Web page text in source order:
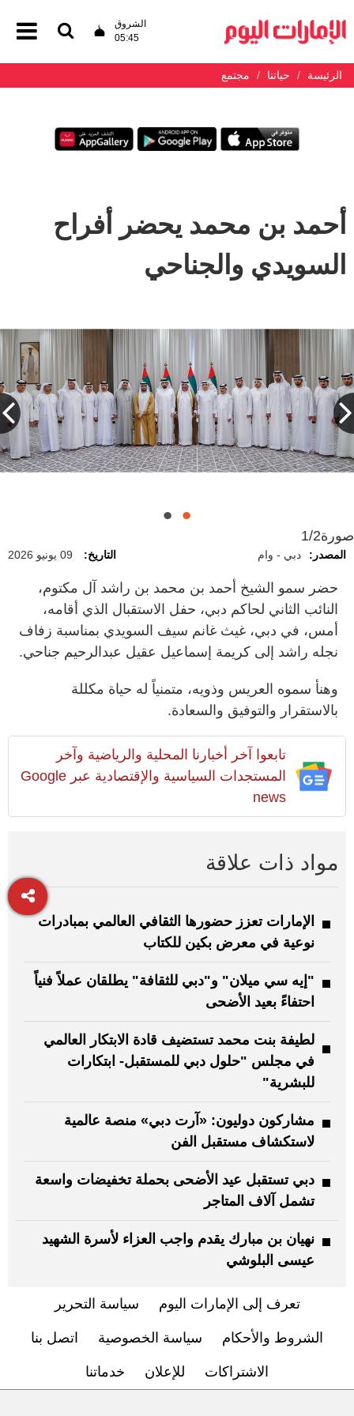
الشروق
05:45
الرئيسة حياتنا مجتمع
أحمد بن محمد يحضر أفراح
السويدي والجناحي
صورة1/2
المصدر: دبي - وام التاريخ: 09 يونيو 2026
حضر سمو الشيخ أحمد بن محمد بن راشد آل مكتوم،
النائب الثاني لحاكم دبي، حفل الاستقبال الذي أقامه،
أمس، في دبي، غيث غانم سيف السويدي بمناسبة زفاف
نجله راشد إلى كريمة إسماعيل عقيل عبدالرحيم جناحي.
وهنأ سموه العريس وذويه، متمنياً له حياة مكللة
بالاستقرار والتوفيق والسعادة.
تابعوا آخر أخبارنا المحلية والرياضية وآخر
المستجدات السياسية والإقتصادية عبر Google
news
مواد ذات علاقة
الإمارات تعزز حضورها الثقافي العالمي بمبادرات
نوعية في معرض بكين للكتاب
"إيه سي ميلان" و"دبي للثقافة" يطلقان عملاً فنياً
احتفاءً بعيد الأضحى
لطيفة بنت محمد تستضيف قادة الابتكار العالمي
في مجلس "حلول دبي للمستقبل- ابتكارات
للبشرية"
مشاركون دوليون: «آرت دبي» منصة عالمية
لاستكشاف مستقبل الفن
دبي تستقبل عيد الأضحى بحملة تخفيضات واسعة
تشمل آلاف المتاجر
نهيان بن مبارك يقدم واجب العزاء لأسرة الشهيد
عيسى البلوشي
تعرف إلى الإمارات اليوم سياسة التحرير
الشروط والأحكام سياسة الخصوصية اتصل بنا
الاشتراكات للإعلان خدماتنا